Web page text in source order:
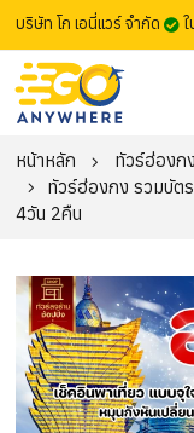
บริษัท โก เอนี่แวร์ จำกัด
หน้าหลัก
ทัวร์ฮ่องกง
ทัวร์ฮ่องกง รวมบัตร
4วัน 2คืน